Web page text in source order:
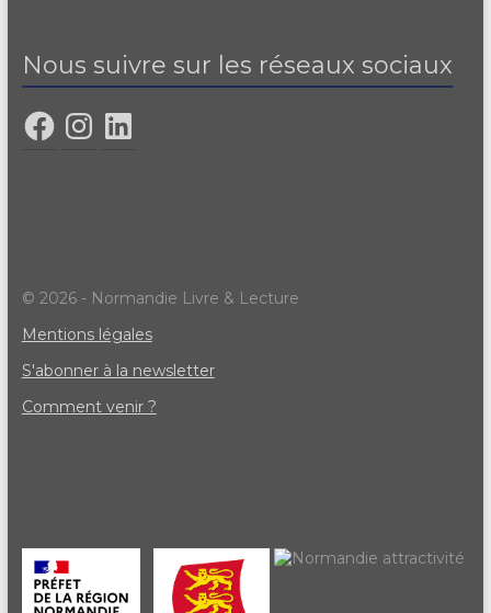
Nous suivre sur les réseaux sociaux
© 2026 - Normandie Livre & Lecture
Mentions légales
S'abonner à la newsletter
Comment venir ?